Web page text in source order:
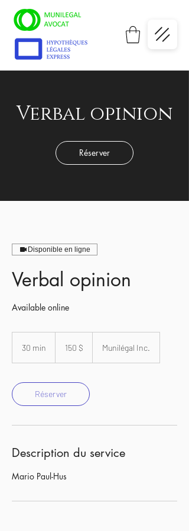
Verbal opinion
Réserver
Disponible en ligne
Verbal opinion
Available online
30 min
i
n
150 $ Munilégal Inc.
Réserver
Description du service
Mario Paul-Hus